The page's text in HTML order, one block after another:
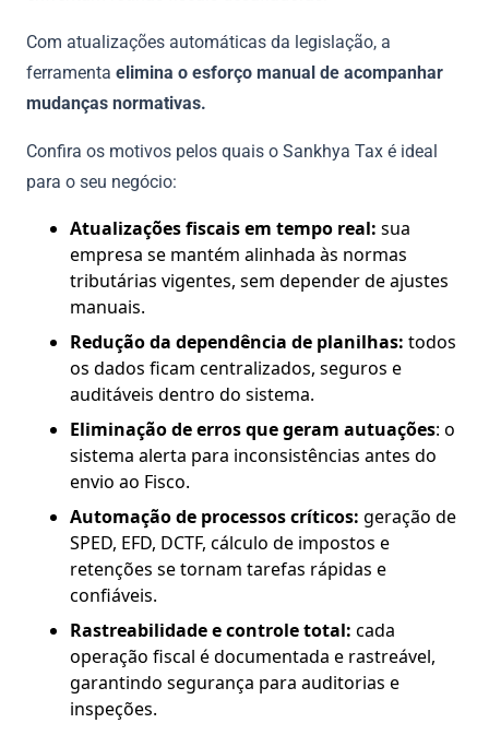
Com atualizações automáticas da legislação, a
ferramenta elimina o esforço manual de acompanhar
mudanças normativas.
Confira os motivos pelos quais o Sankhya Tax é ideal
para o seu negócio:
Atualizações fiscais em tempo real: sua
empresa se mantém alinhada às normas
tributárias vigentes, sem depender de ajustes
manuais.
Redução da dependência de planilhas: todos
os dados ficam centralizados, seguros e
auditáveis dentro do sistema.
Eliminação de erros que geram autuações: o
sistema alerta para inconsistências antes do
envio ao Fisco.
Automação de processos críticos: geração de
SPED, EFD, DCTF, cálculo de impostos e
retenções se tornam tarefas rápidas e
confiáveis.
Rastreabilidade e controle total: cada
operação fiscal é documentada e rastreável,
garantindo segurança para auditorias e
inspeções.